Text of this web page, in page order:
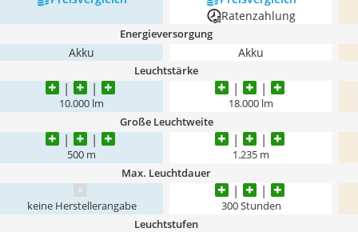
Ratenzahlung
Energieversorgung
Akku Akku
Leuchtstärke
10.000 lm 18.000 lm
Große Leuchtweite
500 m 1.235 m
Max. Leuchtdauer
keine Herstellerangabe 300 Stunden
Leuchtstufen